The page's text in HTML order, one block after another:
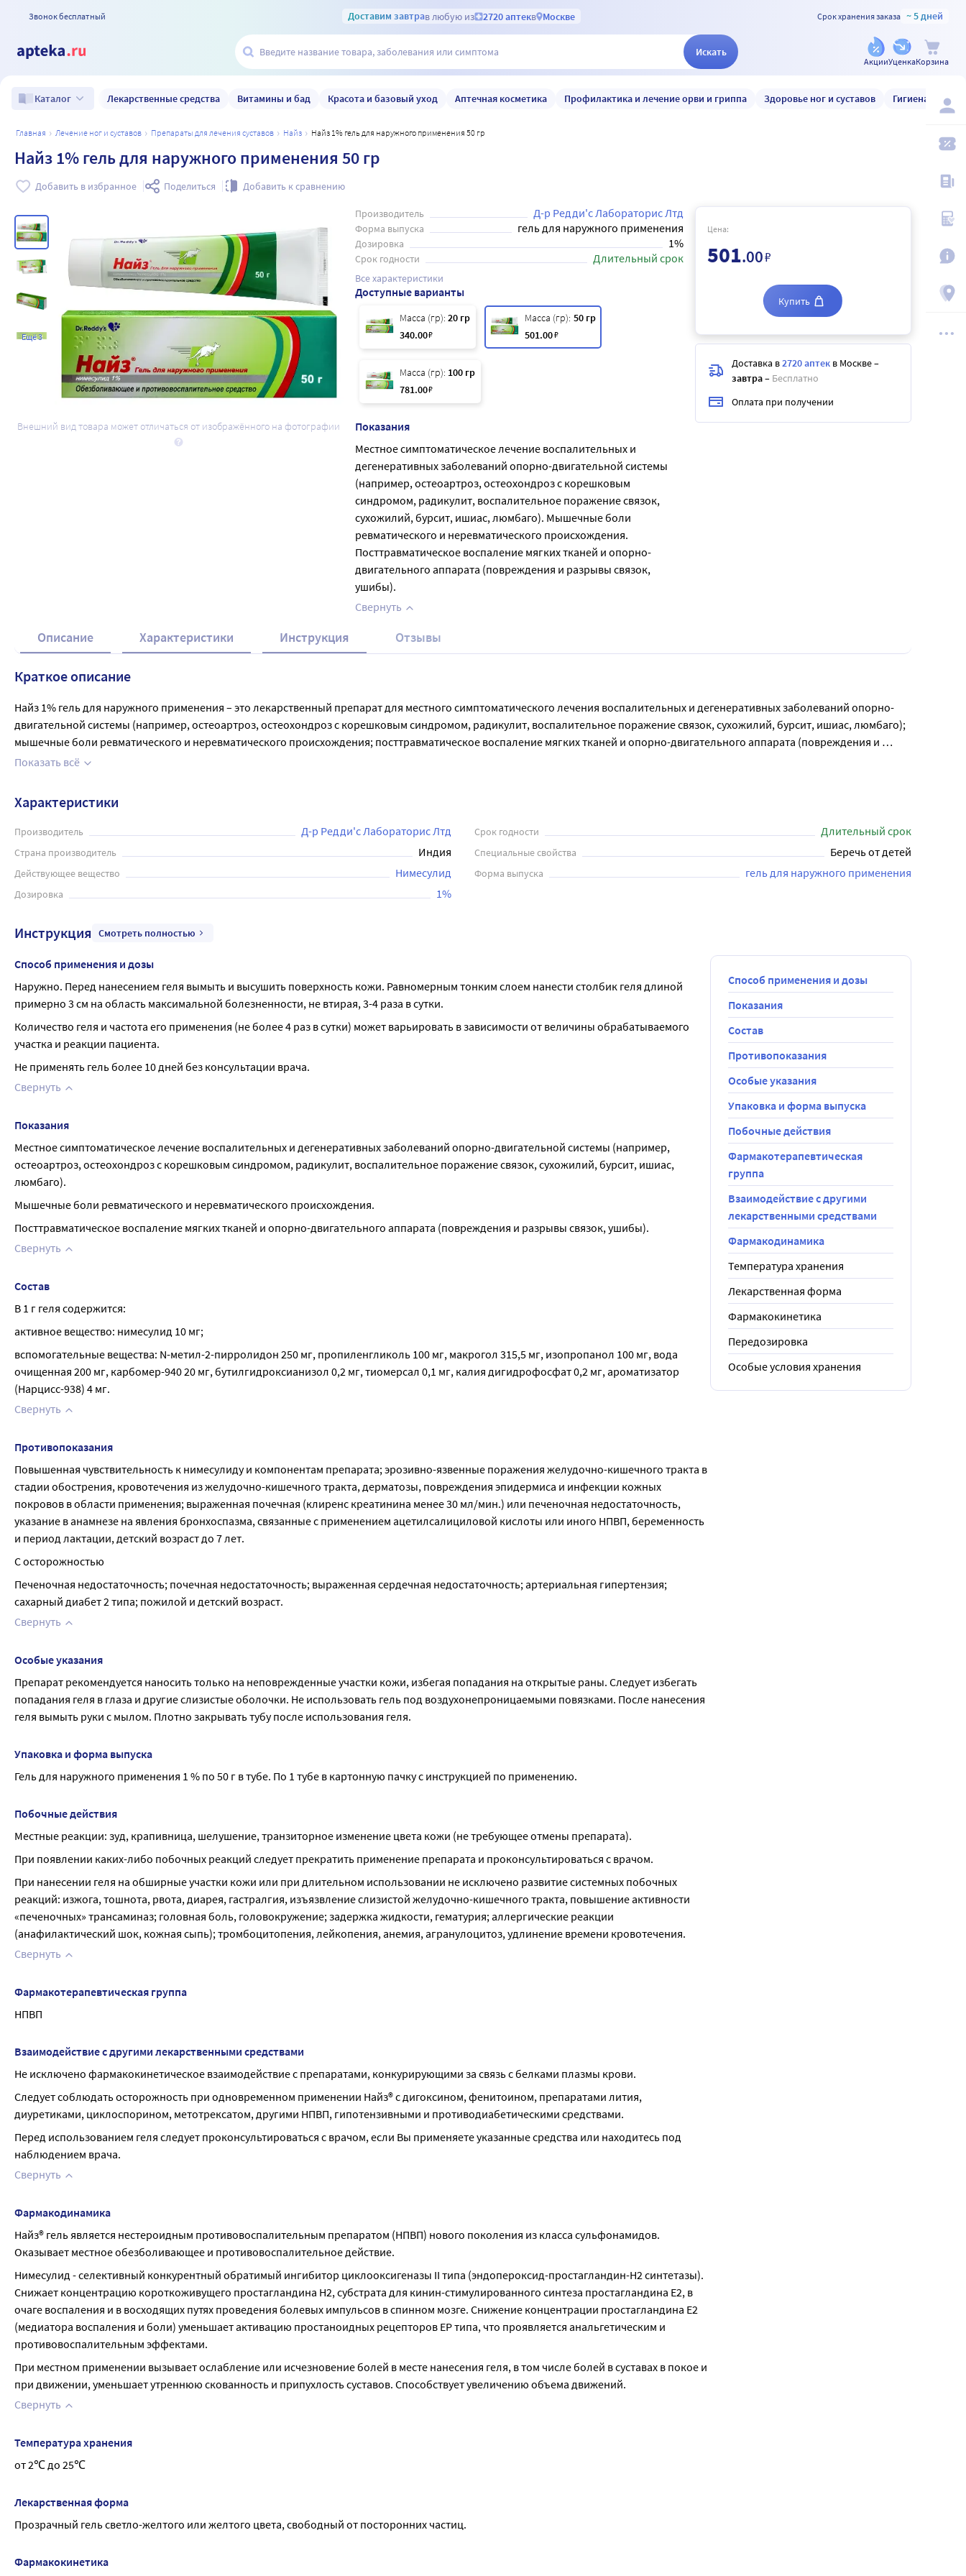
Звонок бесплатный Доставим завтрав любую из 2720 аптекв Москве Срок хранения заказа ~ 5 дней
Искать
АкцииУценкаКорзина
Каталог Лекарственные средства Витамины и бад Красота и базовый уход Аптечная косметика Профилактика и лечение орви и гриппа Здоровье ног и суставов Гигиена и уход
главная лечение ног и суставов препараты для лечения суставов найз Найз 1% гель для наружного применения 50 гр
Найз 1% гель для наружного применения 50 гр
Добавить в избранное Поделиться Добавить к сравнению
Ещё 3
Внешний вид товара может отличаться от изображённого на фотографии
Производитель Д-р Редди'с Лабораторис Лтд
Форма выпуска гель для наружного применения
Дозировка 1%
Срок годности Длительный срок
Все характеристики
Доступные варианты
Масса (гр): 20 гр
340.00₽
Масса (гр): 50 гр
501.00₽
Масса (гр): 100 гр
781.00₽
Показания
Местное симптоматическое лечение воспалительных и
дегенеративных заболеваний опорно-двигательной системы
(например, остеоартроз, остеохондроз с корешковым
синдромом, радикулит, воспалительное поражение связок,
сухожилий, бурсит, ишиас, люмбаго). Мышечные боли
ревматического и неревматического происхождения.
Посттравматическое воспаление мягких тканей и опорно-
двигательного аппарата (повреждения и разрывы связок,
ушибы).
Свернуть
Цена:
501.00₽
Купить
Доставка в2720 аптек в Москве–
завтра– Бесплатно
Оплата при получении
Описание Характеристики Инструкция Отзывы
Краткое описание
Найз 1% гель для наружного применения – это лекарственный препарат для местного симптоматического лечения воспалительных и дегенеративных заболеваний опорно-
двигательной системы (например, остеоартроз, остеохондроз с корешковым синдромом, радикулит, воспалительное поражение связок, сухожилий, бурсит, ишиас, люмбаго);
мышечные боли ревматического и неревматического происхождения; посттравматическое воспаление мягких тканей и опорно-двигательного аппарата (повреждения и
разрывы связок, ушибы).
поверхность кожи. Равномерным тонким слоем нанести столбик геля длиной примерно 3 см на область максимальной болезненности, не втирая, 3-4 раза в сутки. Количество
геля и частота его применения (не более 4 раз в сутки) может варьировать в зависимости от величины обрабатываемого участка и реакции пациента. Не применять гель более
Показать всё
Характеристики
Производитель Д-р Редди'с Лабораторис Лтд Срок годности Длительный срок
Страна производитель Индия Специальные свойства Беречь от детей
Действующее вещество Нимесулид Форма выпуска гель для наружного применения
Дозировка 1%
Инструкция Смотреть полностью
Способ применения и дозы
Наружно. Перед нанесением геля вымыть и высушить поверхность кожи. Равномерным тонким слоем нанести столбик геля длиной
примерно 3 см на область максимальной болезненности, не втирая, 3-4 раза в сутки.
Количество геля и частота его применения (не более 4 раз в сутки) может варьировать в зависимости от величины обрабатываемого
участка и реакции пациента.
Не применять гель более 10 дней без консультации врача.
Свернуть
Показания
Местное симптоматическое лечение воспалительных и дегенеративных заболеваний опорно-двигательной системы (например,
остеоартроз, остеохондроз с корешковым синдромом, радикулит, воспалительное поражение связок, сухожилий, бурсит, ишиас,
люмбаго).
Мышечные боли ревматического и неревматического происхождения.
Посттравматическое воспаление мягких тканей и опорно-двигательного аппарата (повреждения и разрывы связок, ушибы).
Свернуть
Состав
В 1 г геля содержится:
активное вещество: нимесулид 10 мг;
вспомогательные вещества: N-метил-2-пирролидон 250 мг, пропиленгликоль 100 мг, макрогол 315,5 мг, изопропанол 100 мг, вода
очищенная 200 мг, карбомер-940 20 мг, бутилгидроксианизол 0,2 мг, тиомерсал 0,1 мг, калия дигидрофосфат 0,2 мг, ароматизатор
(Нарцисс-938) 4 мг.
Свернуть
Противопоказания
Повышенная чувствительность к нимесулиду и компонентам препарата; эрозивно-язвенные поражения желудочно-кишечного тракта в
стадии обострения, кровотечения из желудочно-кишечного тракта, дерматозы, повреждения эпидермиса и инфекции кожных
покровов в области применения; выраженная почечная (клиренс креатинина менее 30 мл/мин.) или печеночная недостаточность,
указание в анамнезе на явления бронхоспазма, связанные с применением ацетилсалициловой кислоты или иного НПВП, беременность
и период лактации, детский возраст до 7 лет.
С осторожностью
Печеночная недостаточность; почечная недостаточность; выраженная сердечная недостаточность; артериальная гипертензия;
сахарный диабет 2 типа; пожилой и детский возраст.
Свернуть
Особые указания
Препарат рекомендуется наносить только на неповрежденные участки кожи, избегая попадания на открытые раны. Следует избегать
попадания геля в глаза и другие слизистые оболочки. Не использовать гель под воздухонепроницаемыми повязками. После нанесения
геля вымыть руки с мылом. Плотно закрывать тубу после использования геля.
Упаковка и форма выпуска
Гель для наружного применения 1 % по 50 г в тубе. По 1 тубе в картонную пачку с инструкцией по применению.
Побочные действия
Местные реакции: зуд, крапивница, шелушение, транзиторное изменение цвета кожи (не требующее отмены препарата).
При появлении каких-либо побочных реакций следует прекратить применение препарата и проконсультироваться с врачом.
При нанесении геля на обширные участки кожи или при длительном использовании не исключено развитие системных побочных
реакций: изжога, тошнота, рвота, диарея, гастралгия, изъязвление слизистой желудочно-кишечного тракта, повышение активности
«печеночных» трансаминаз; головная боль, головокружение; задержка жидкости, гематурия; аллергические реакции
(анафилактический шок, кожная сыпь); тромбоцитопения, лейкопения, анемия, агранулоцитоз, удлинение времени кровотечения.
Свернуть
Фармакотерапевтическая группа
НПВП
Взаимодействие с другими лекарственными средствами
Не исключено фармакокинетическое взаимодействие с препаратами, конкурирующими за связь с белками плазмы крови.
Следует соблюдать осторожность при одновременном применении Найз® с дигоксином, фенитоином, препаратами лития,
диуретиками, циклоспорином, метотрексатом, другими НПВП, гипотензивными и противодиабетическими средствами.
Перед использованием геля следует проконсультироваться с врачом, если Вы применяете указанные средства или находитесь под
наблюдением врача.
Свернуть
Фармакодинамика
Найз® гель является нестероидным противовоспалительным препаратом (НПВП) нового поколения из класса сульфонамидов.
Оказывает местное обезболивающее и противовоспалительное действие.
Нимесулид - селективный конкурентный обратимый ингибитор циклооксигеназы II типа (эндопероксид-простагландин-Н2 синтетазы).
Снижает концентрацию короткоживущего простагландина Н2, субстрата для кинин-стимулированного синтеза простагландина Е2, в
очаге воспаления и в восходящих путях проведения болевых импульсов в спинном мозге. Снижение концентрации простагландина Е2
(медиатора воспаления и боли) уменьшает активацию простаноидных рецепторов ЕР типа, что проявляется анальгетическим и
противовоспалительным эффектами.
При местном применении вызывает ослабление или исчезновение болей в месте нанесения геля, в том числе болей в суставах в покое и
при движении, уменьшает утреннюю скованность и припухлость суставов. Способствует увеличению объема движений.
Свернуть
Температура хранения
от 2℃ до 25℃
Лекарственная форма
Прозрачный гель светло-желтого или желтого цвета, свободный от посторонних частиц.
Фармакокинетика
Способ применения и дозы
Показания
Состав
Противопоказания
Особые указания
Упаковка и форма выпуска
Побочные действия
Фармакотерапевтическая
группа
Взаимодействие с другими
лекарственными средствами
Фармакодинамика
Температура хранения
Лекарственная форма
Фармакокинетика
Передозировка
Особые условия хранения